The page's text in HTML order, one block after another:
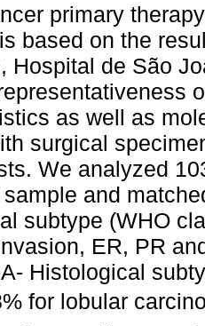
primary
based on the
Hospital de São
as well as
surgical
We analyzed
and
subtype (WHO
ER, PR
Histological
for lobular